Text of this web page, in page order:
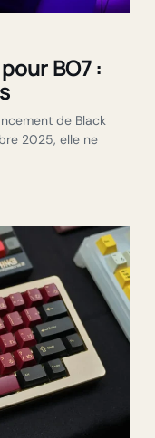
BO7 :
de Black
2025, elle ne